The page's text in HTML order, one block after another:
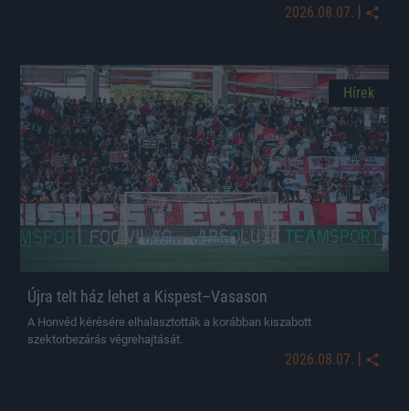
2026.08.07. |
Hírek
Újra telt ház lehet a Kispest–Vasason
A Honvéd kérésére elhalasztották a korábban kiszabott
szektorbezárás végrehajtását.
2026.08.07. |